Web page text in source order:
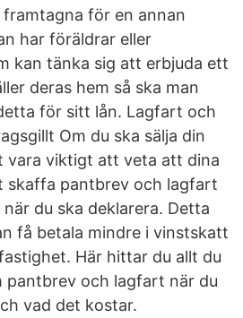
för en annan
har föräldrar eller
kan tänka sig att erbjuda ett
deras hem så ska man
för sitt lån. Lagfart och
Om du ska sälja din
vara viktigt att veta att dina
skaffa pantbrev och lagfart
du ska deklarera. Detta
få betala mindre i vinstskatt
Här hittar du allt du
pantbrev och lagfart när du
vad det kostar.